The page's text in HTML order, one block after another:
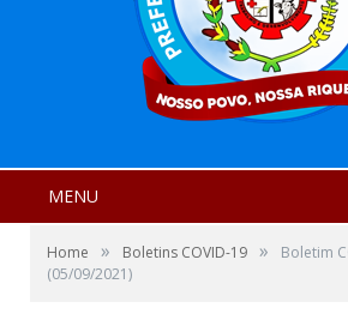
MENU
Home » Boletins COVID-19 »
Boletim
(05/09/2021)